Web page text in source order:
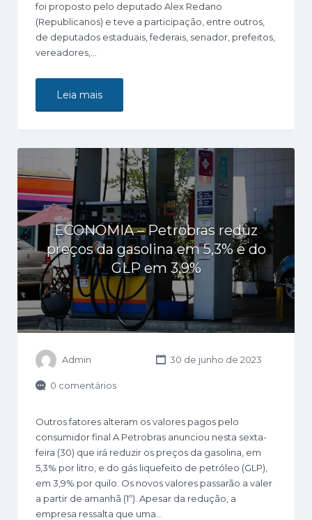
foi proposto pelo deputado Alex Redano
(Republicanos) e teve a participação, entre outros,
de deputados estaduais, federais, senador, prefeitos,
vereadores,…
Leia mais
ECONOMIA – Petrobras reduz
preços da gasolina em 5,3% e do
GLP em 3,9%
Admin 30 de junho de 2023
0 comentários
Outros fatores alteram os valores pagos pelo
consumidor final A Petrobras anunciou nesta sexta-
feira (30) que irá reduzir os preços da gasolina, em
5,3% por litro, e do gás liquefeito de petróleo (GLP),
em 3,9% por quilo. Os novos valores passarão a valer
a partir de amanhã (1º). Apesar da redução, a
empresa ressalta que uma…